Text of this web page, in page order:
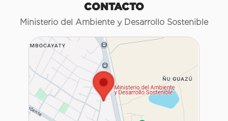
CONTACTO
Ministerio del Ambiente y Desarrollo Sostenible